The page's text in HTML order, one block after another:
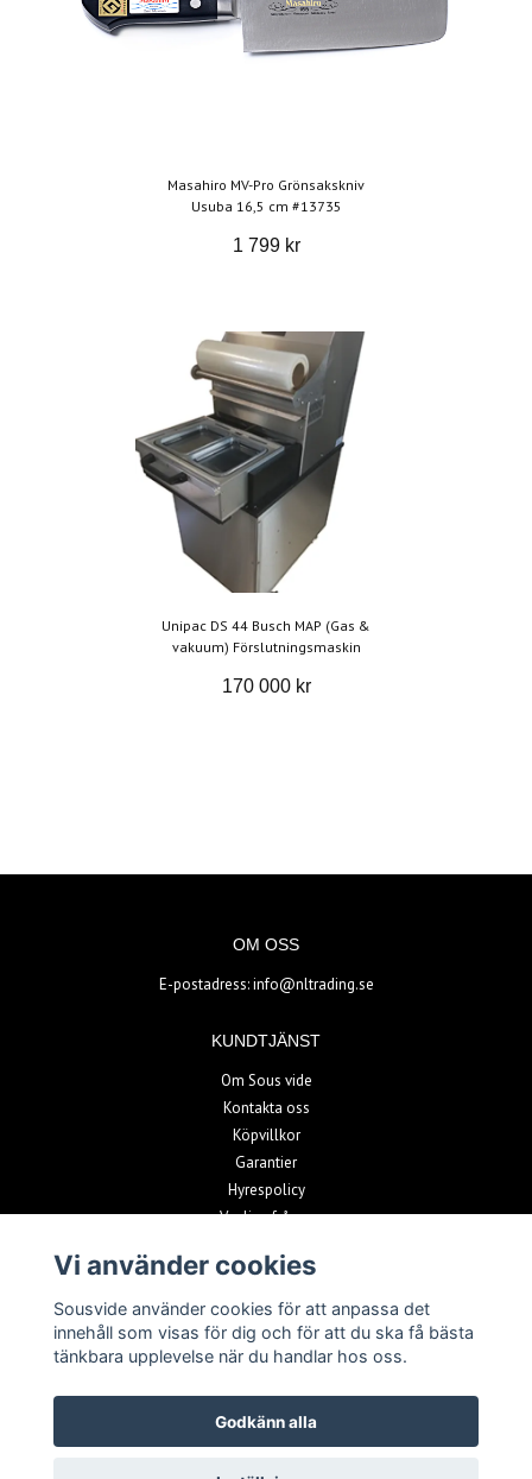
Masahiro MV-Pro Grönsakskniv
Usuba 16,5 cm #13735
1 799 kr
Unipac DS 44 Busch MAP (Gas &
vakuum) Förslutningsmaskin
170 000 kr
OM OSS
E-postadress:info@nltrading.se
KUNDTJÄNST
Om Sous vide
Kontakta oss
Köpvillkor
Garantier
Hyrespolicy
Vanliga frågor
Vi använder cookies
Sousvide använder cookies för att anpassa det
innehåll som visas för dig och för att du ska få bästa
tänkbara upplevelse när du handlar hos oss.
Godkänn alla